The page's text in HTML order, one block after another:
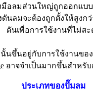
อลมส่วนใหญ่ถูกออกแบ
นลมจะต้องถูกตั้งให้สูง
ดันเพื่อการใช้งานที่ไม่สะ
นขึ้นอยู่กับการใช้งานข
อาจจำเป็นมากขึ้นสำหรั
ประเภทของปั๊มลม